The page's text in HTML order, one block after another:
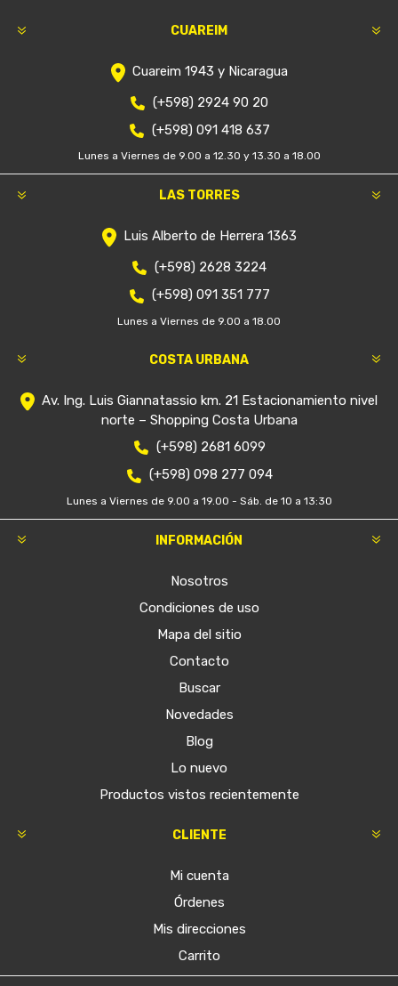
CUAREIM
Cuareim 1943 y Nicaragua
(+598) 2924 90 20
(+598) 091 418 637
Lunes a Viernes de 9.00 a 12.30 y 13.30 a 18.00
LAS TORRES
Luis Alberto de Herrera 1363
(+598) 2628 3224
(+598) 091 351 777
Lunes a Viernes de 9.00 a 18.00
COSTA URBANA
Av. Ing. Luis Giannatassio km. 21 Estacionamiento nivel
norte – Shopping Costa Urbana
(+598) 2681 6099
(+598) 098 277 094
Lunes a Viernes de 9.00 a 19.00 - Sáb. de 10 a 13:30
INFORMACIÓN
Nosotros
Condiciones de uso
Mapa del sitio
Contacto
Buscar
Novedades
Blog
Lo nuevo
Productos vistos recientemente
CLIENTE
Mi cuenta
Órdenes
Mis direcciones
Carrito